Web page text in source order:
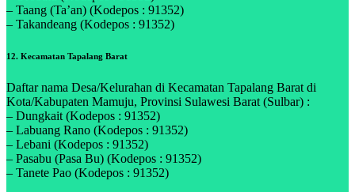
– Taang (Ta’an) (Kodepos : 91352)
– Takandeang (Kodepos : 91352)
12. Kecamatan Tapalang Barat
Daftar nama Desa/Kelurahan di Kecamatan Tapalang Barat di
Kota/Kabupaten Mamuju, Provinsi Sulawesi Barat (Sulbar) :
– Dungkait (Kodepos : 91352)
– Labuang Rano (Kodepos : 91352)
– Lebani (Kodepos : 91352)
– Pasabu (Pasa Bu) (Kodepos : 91352)
– Tanete Pao (Kodepos : 91352)